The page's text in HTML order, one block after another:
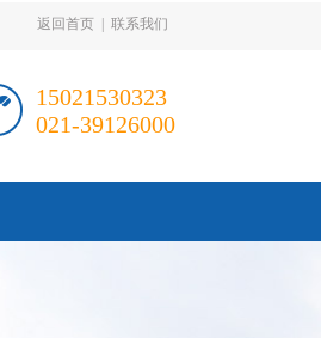
返回首页 联系我们
15021530323
021-39126000